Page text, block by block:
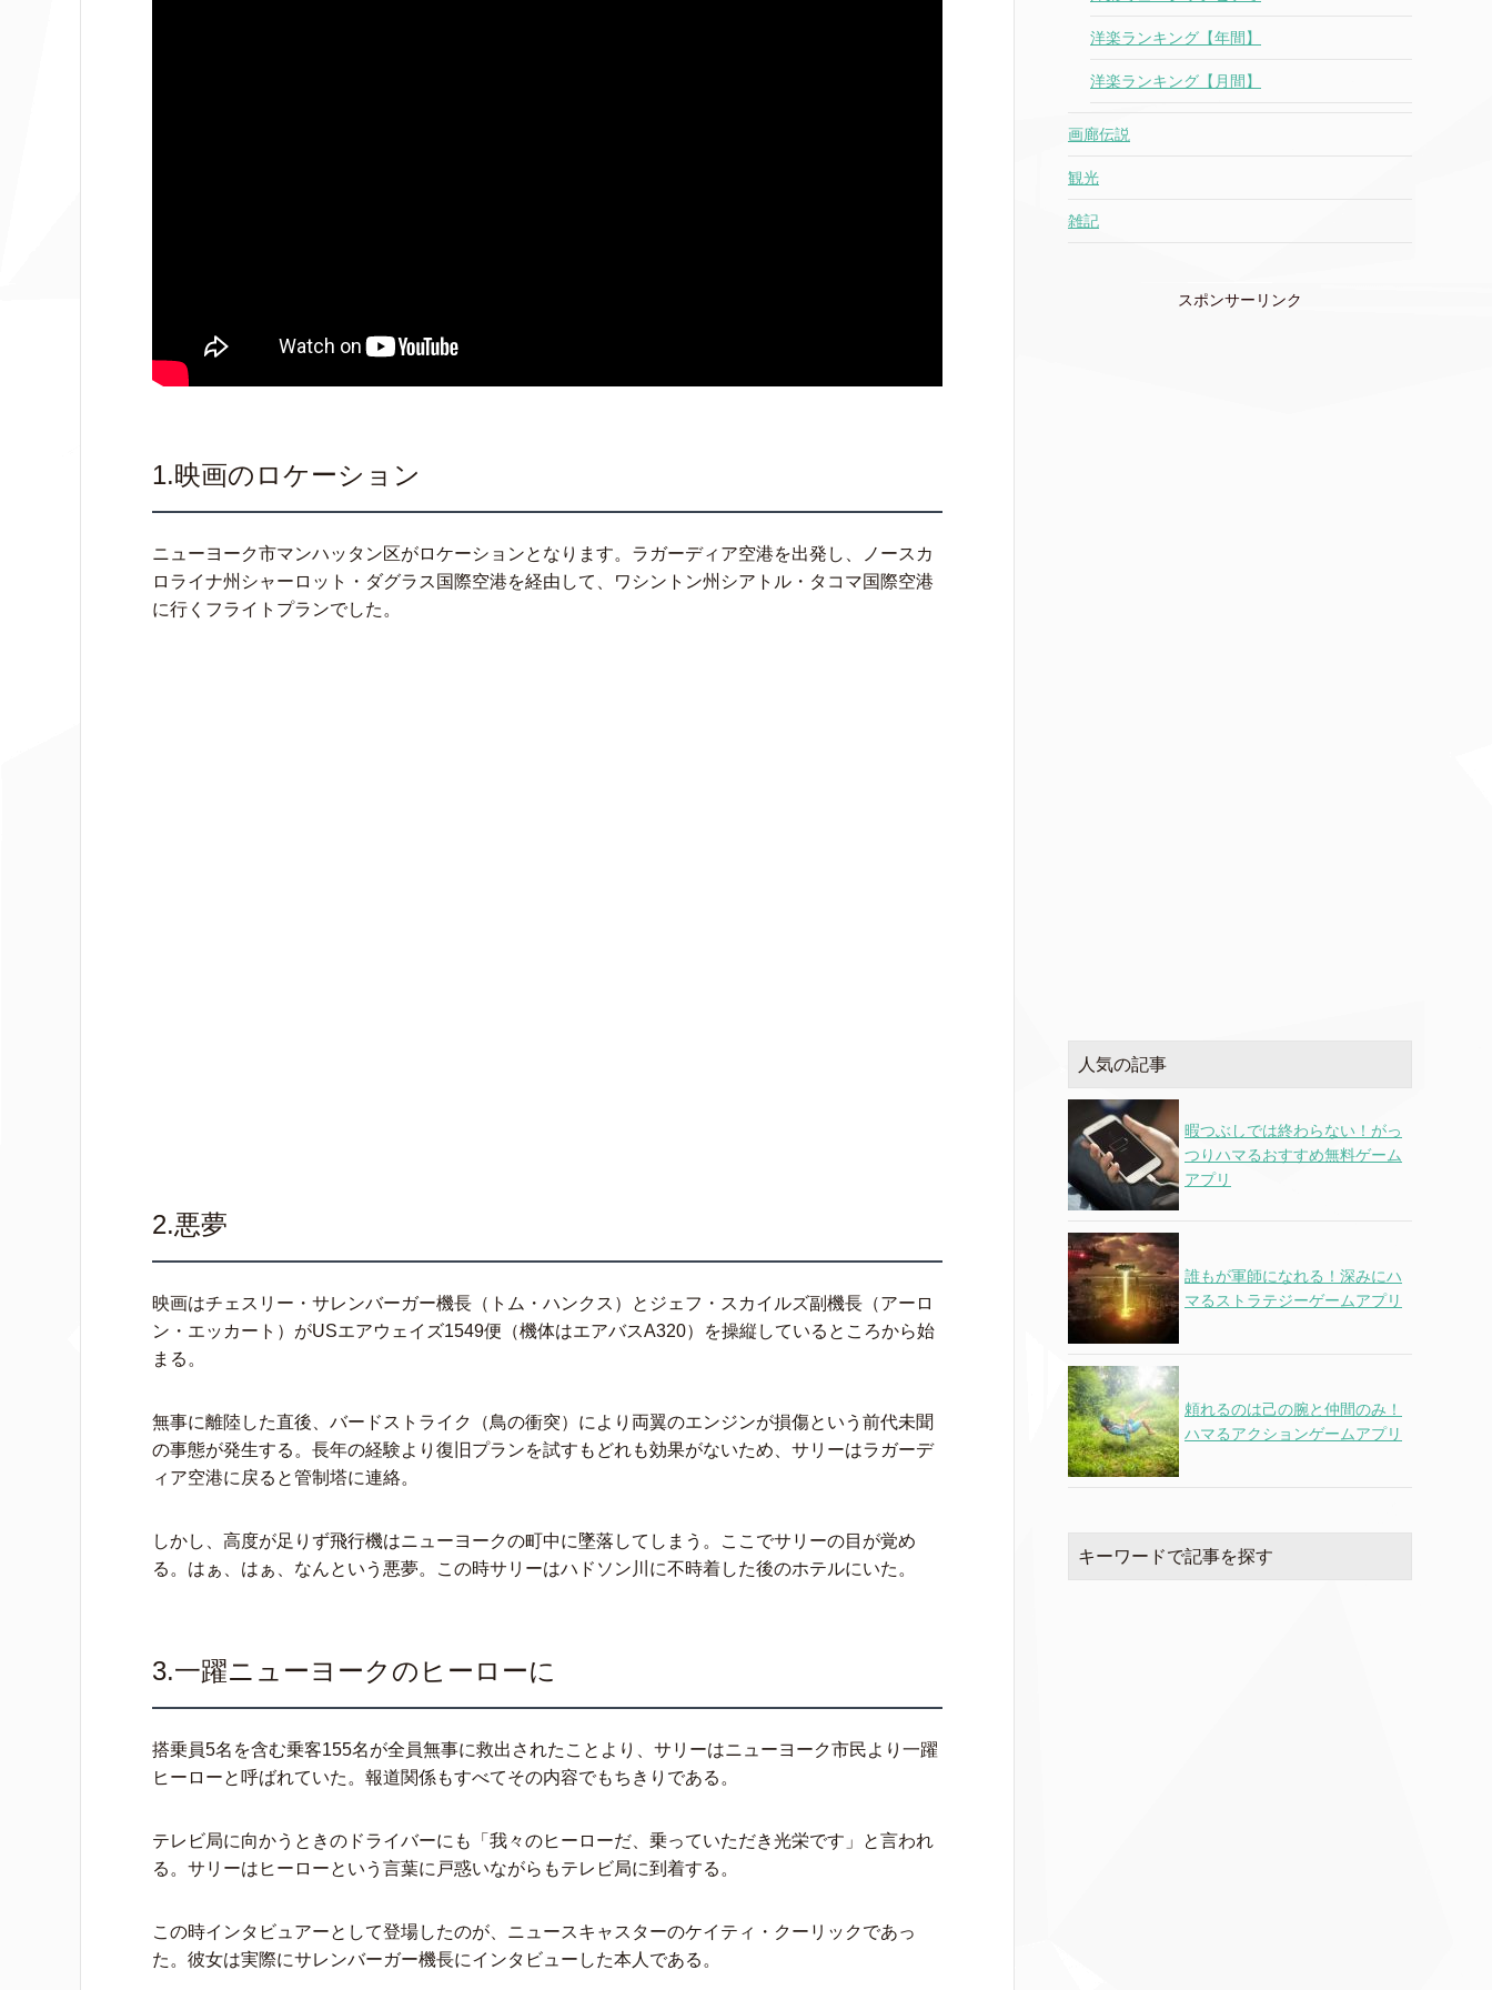
1.映画のロケーション
ニューヨーク市マンハッタン区がロケーションとなります。ラガーディア空港を出発し、ノースカ
ロライナ州シャーロット・ダグラス国際空港を経由して、ワシントン州シアトル・タコマ国際空港
に行くフライトプランでした。
2.悪夢
映画はチェスリー・サレンバーガー機長（トム・ハンクス）とジェフ・スカイルズ副機長（アーロ
ン・エッカート）がUSエアウェイズ1549便（機体はエアバスA320）を操縦しているところから始
まる。
無事に離陸した直後、バードストライク（鳥の衝突）により両翼のエンジンが損傷という前代未聞
の事態が発生する。長年の経験より復旧プランを試すもどれも効果がないため、サリーはラガーデ
ィア空港に戻ると管制塔に連絡。
しかし、高度が足りず飛行機はニューヨークの町中に墜落してしまう。ここでサリーの目が覚め
る。はぁ、はぁ、なんという悪夢。この時サリーはハドソン川に不時着した後のホテルにいた。
3.一躍ニューヨークのヒーローに
搭乗員5名を含む乗客155名が全員無事に救出されたことより、サリーはニューヨーク市民より一躍
ヒーローと呼ばれていた。報道関係もすべてその内容でもちきりである。
テレビ局に向かうときのドライバーにも「我々のヒーローだ、乗っていただき光栄です」と言われ
る。サリーはヒーローという言葉に戸惑いながらもテレビ局に到着する。
この時インタビュアーとして登場したのが、ニュースキャスターのケイティ・クーリックであっ
た。彼女は実際にサレンバーガー機長にインタビューした本人である。
洋楽ランキング【年間】
洋楽ランキング【月間】
画廊伝説
観光
雑記
スポンサーリンク
人気の記事
暇つぶしでは終わらない！がっ
つりハマるおすすめ無料ゲーム
アプリ
誰もが軍師になれる！深みにハ
マるストラテジーゲームアプリ
頼れるのは己の腕と仲間のみ！
ハマるアクションゲームアプリ
キーワードで記事を探す